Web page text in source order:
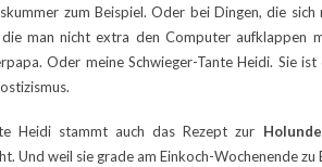
zum Beispiel. Oder bei Dingen, die
man nicht extra den Computer aufklappen
Oder meine Schwieger-Tante Heidi. Sie
Heidi stammt auch das Rezept zur
Und weil sie grade am Einkoch-Wochenende